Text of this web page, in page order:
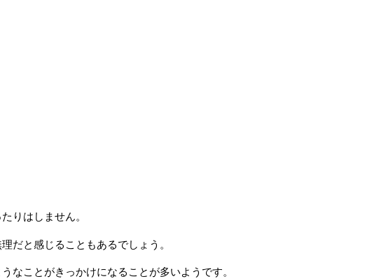
りはしません。
だと感じることもあるでしょう。
なことがきっかけになることが多いようです。